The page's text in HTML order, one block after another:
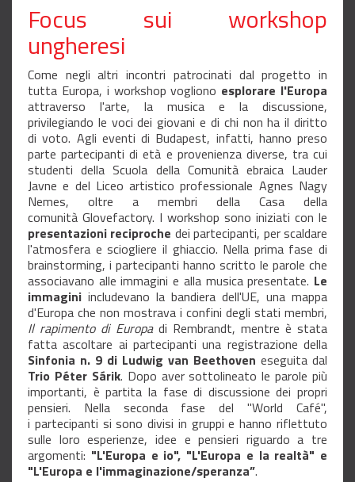
Focus sui workshop
ungheresi
Come negli altri incontri patrocinati dal progetto in
tutta Europa, i workshop vogliono esplorare l'Europa
attraverso l'arte, la musica e la discussione,
privilegiando le voci dei giovani e di chi non ha il diritto
di voto. Agli eventi di Budapest, infatti, hanno preso
parte partecipanti di età e provenienza diverse, tra cui
studenti della Scuola della Comunità ebraica Lauder
Javne e del Liceo artistico professionale Agnes Nagy
Nemes, oltre a membri della Casa della
comunità Glovefactory. I workshop sono iniziati con le
presentazioni reciproche dei partecipanti, per scaldare
l'atmosfera e sciogliere il ghiaccio. Nella prima fase di
brainstorming, i partecipanti hanno scritto le parole che
associavano alle immagini e alla musica presentate. Le
immagini includevano la bandiera dell'UE, una mappa
d'Europa che non mostrava i confini degli stati membri,
Il rapimento di Europa di Rembrandt, mentre è stata
fatta ascoltare ai partecipanti una registrazione della
Sinfonia n. 9 di Ludwig van Beethoven eseguita dal
Trio Péter Sárik. Dopo aver sottolineato le parole più
importanti, è partita la fase di discussione dei propri
pensieri. Nella seconda fase del "World Café",
i partecipanti si sono divisi in gruppi e hanno riflettuto
sulle loro esperienze, idee e pensieri riguardo a tre
argomenti: "L'Europa e io", "L'Europa e la realtà" e
"L'Europa e l'immaginazione/speranza”.